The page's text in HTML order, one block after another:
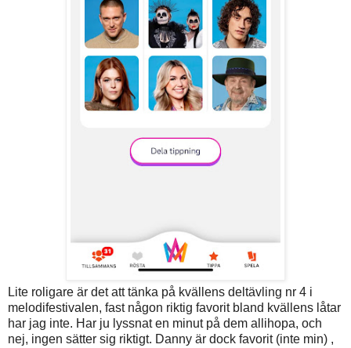
Lite roligare är det att tänka på kvällens deltävling nr 4 i
melodifestivalen, fast någon riktig favorit bland kvällens låtar
har jag inte. Har ju lyssnat en minut på dem allihopa, och
nej, ingen sätter sig riktigt. Danny är dock favorit (inte min) ,